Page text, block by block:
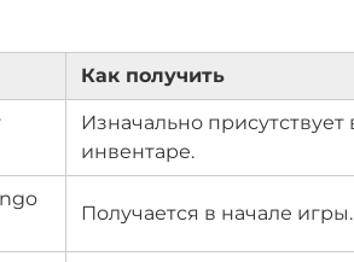
Как получить
Изначально присутствует
инвентаре.
Получается в начале игры.